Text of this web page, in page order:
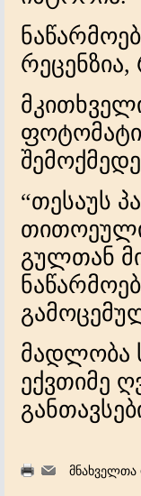
“თესაუს
თითოეული
გულთან
მადლობა
ექვთიმე
მნახველთა